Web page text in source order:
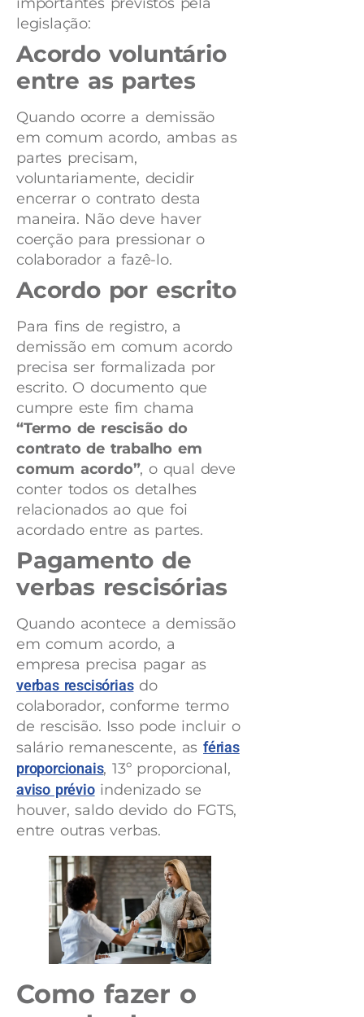
legislação:
Acordo voluntário
entre as partes
Quando ocorre a demissão
em comum acordo, ambas as
partes precisam,
voluntariamente, decidir
encerrar o contrato desta
maneira. Não deve haver
coerção para pressionar o
colaborador a fazê-lo.
Acordo por escrito
Para fins de registro, a
demissão em comum acordo
precisa ser formalizada por
escrito. O documento que
cumpre este fim chama
“Termo de rescisão do
contrato de trabalho em
comum acordo”, o qual deve
conter todos os detalhes
relacionados ao que foi
acordado entre as partes.
Pagamento de
verbas rescisórias
Quando acontece a demissão
em comum acordo, a
empresa precisa pagar as
verbas rescisóriasdo
colaborador, conforme termo
de rescisão. Isso pode incluir o
salário remanescente, asférias
proporcionais, 13º proporcional,
aviso prévioindenizado se
houver, saldo devido do FGTS,
entre outras verbas.
Como fazer o